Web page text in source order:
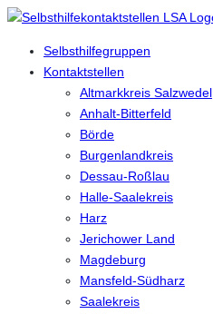
Selbsthilfegruppen
Kontaktstellen
Altmarkkreis Salzwedel
Anhalt-Bitterfeld
Börde
Burgenlandkreis
Dessau-Roßlau
Halle-Saalekreis
Harz
Jerichower Land
Magdeburg
Mansfeld-Südharz
Saalekreis